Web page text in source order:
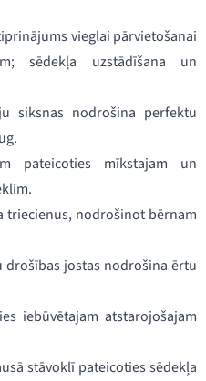
vieglai pārvietošanai
sēdekļa uzstādīšana un
siksnas nodrošina perfektu
pateicoties mīkstajam un
triecienus, nodrošinot bērnam
drošības jostas nodrošina ērtu
iebūvētajam atstarojošajam
stāvoklī pateicoties sēdekļa